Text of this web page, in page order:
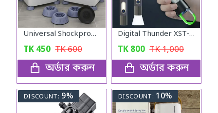
Universal Shockproof Foot Pads (4pcs)
TK 450 TK600
অর্ডার করুন
Digital Thunder XST-836, Rechargeable Waterproof Torch FlashLight
TK 800 TK1,000
অর্ডার করুন
DISCOUNT: 9% DISCOUNT: 10%